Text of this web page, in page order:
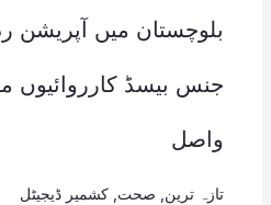
واصل
تازہ ترین صحت کشمیر ڈیجیٹل